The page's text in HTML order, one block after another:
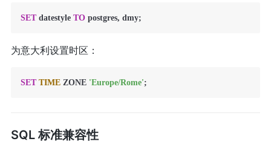
SET datestyle TO postgres, dmy;
为意大利设置时区：
SET TIME ZONE 'Europe/Rome';
SQL 标准兼容性